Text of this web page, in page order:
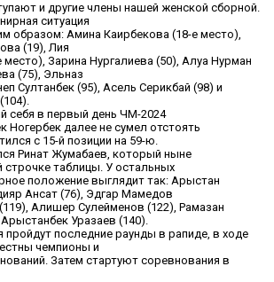
и другие члены нашей женской сборной.
ситуация
образом: Амина Каирбекова (18-е место),
(19), Лия
место), Зарина Нургалиева (50), Алуа Нурман
(75), Эльназ
Султанбек (95), Асель Серикбай (98) и
себя в первый день ЧМ-2024
Ногербек далее не сумел отстоять
с 15-й позиции на 59-ю.
Ринат Жумабаев, который ныне
строчке таблицы. У остальных
положение выглядит так: Арыстан
Ансат (76), Эдгар Мамедов
Алишер Сулейменов (122), Рамазан
Уразаев (140).
пройдут последние раунды в рапиде, в ходе
чемпионы и
Затем стартуют соревнования в